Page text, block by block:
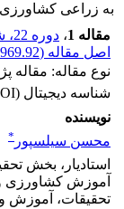
به زراعی کشاورزی
مقاله 1
، دوره 22، شماره 2
اصل مقاله (969.92 K
نوع مقاله: مقاله
شناسه دیجیتال (DOI):
نویسنده
محسن سیلسپور *
استادیار، بخش
آموزش کشاورزی
تحقیقات، آموزش و